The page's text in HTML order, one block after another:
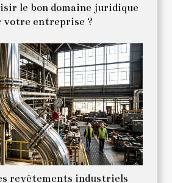
le bon domaine juridique
votre entreprise ?
revêtements industriels